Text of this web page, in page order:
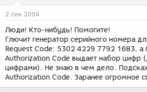
д
н
и
я
2 сен 2004
Люди! Кто-нибудь! Помогите!
Глючит генератор серийного номера
Request Code: 5302 4229 7792 1683, а
Authorization Code выдает набор цифр
цифрами). Не знаю в чем дело.
Authorization Code. Заранее огромное